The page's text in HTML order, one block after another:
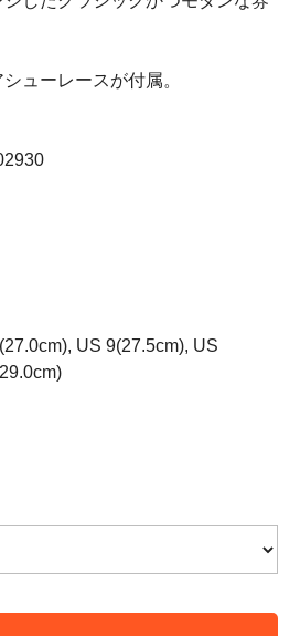
ューレースが付属。
US 9(27.5cm), US